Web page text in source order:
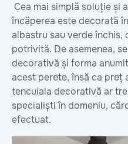
Cea mai simplă soluție și
încăperea este decorată
albastru sau verde închis,
potrivită. De asemenea,
decorativă și forma
acest perete, însă ca
tencuiala decorativă ar
specialiști în domeniu,
efectuat.